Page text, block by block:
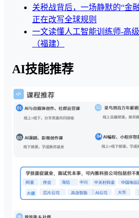
关税战背后，一场静默的“金
正在改写全球规则
一文读懂人工智能训练师-高
（福建）
AI技能推荐